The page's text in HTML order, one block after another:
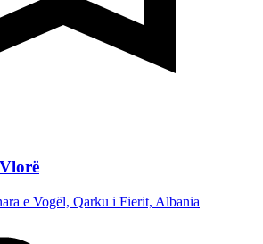
e Vogël, Qarku i Fierit, Albania